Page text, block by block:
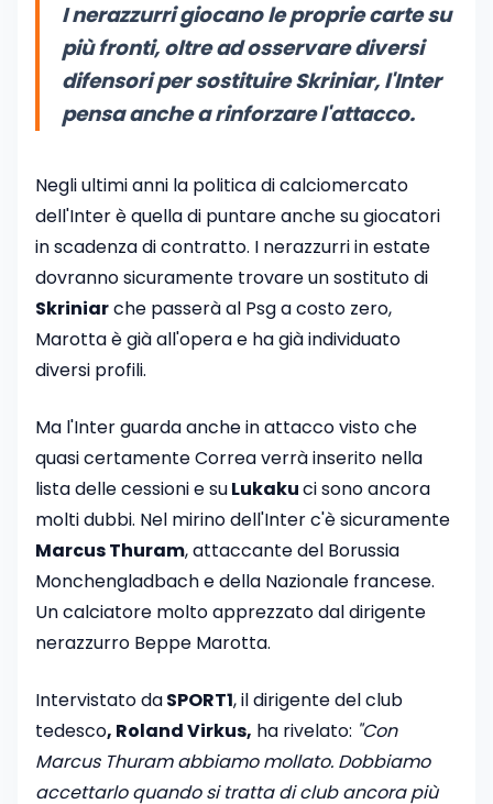
I nerazzurri giocano le proprie carte su
più fronti, oltre ad osservare diversi
difensori per sostituire Skriniar, l'Inter
pensa anche a rinforzare l'attacco.
Negli ultimi anni la politica di calciomercato
dell'Inter è quella di puntare anche su giocatori
in scadenza di contratto. I nerazzurri in estate
dovranno sicuramente trovare un sostituto di
Skriniarche passerà al Psg a costo zero,
Marotta è già all'opera e ha già individuato
diversi profili.
Ma l'Inter guarda anche in attacco visto che
quasi certamente Correa verrà inserito nella
lista delle cessioni e suLukakuci sono ancora
molti dubbi. Nel mirino dell'Inter c'è sicuramente
Marcus Thuram, attaccante del Borussia
Monchengladbach e della Nazionale francese.
Un calciatore molto apprezzato dal dirigente
nerazzurro Beppe Marotta.
Intervistato daSPORT1, il dirigente del club
tedesco, Roland Virkus, ha rivelato: "Con
Marcus Thuram abbiamo mollato. Dobbiamo
accettarlo quando si tratta di club ancora più